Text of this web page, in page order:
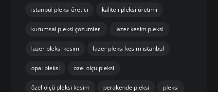
istanbul pleksi üretici kaliteli pleksi üretimi
kurumsal pleksi çözümleri lazer kesim pleksi
lazer pleksi kesim lazer pleksi kesim istanbul
opal pleksi özel ölçü pleksi
özel ölçü pleksi kesim perakende pleksi pleksi